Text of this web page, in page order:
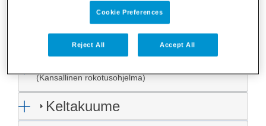
(Kansallinen rokotusohjelma)
Japanin aivotulehdus
Jäykkäkouristus eli tetanus
(Kansallinen rokotusohjelma)
Keltakuume
Cookie Preferences
Reject All Accept All